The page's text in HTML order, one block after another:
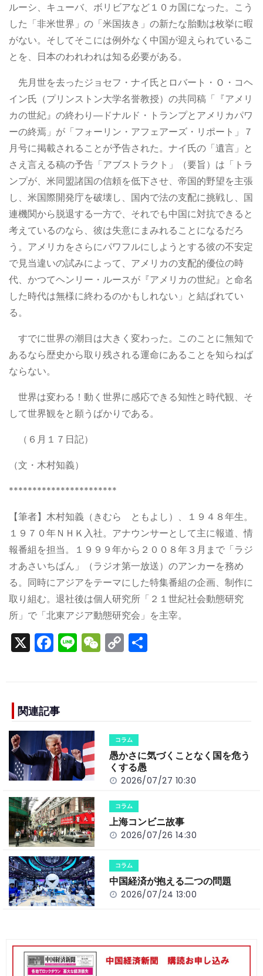
ルーシ、キューバ、ボリビアなど１０カ国になった。こう
した「非米世界」の「米国抜き」の新たな胎動は枚挙に暇
がない。そしてそこには例外なく中国が迎えられているこ
とを、日本のわれわれは知る必要がある。
先月世を去ったジョセフ・ナイ氏とロバート・Ｏ・コヘ
イン氏（プリンストン大学名誉教授）の共同稿「『アメリ
カの世紀』の終わり―ドナルド・トランプとアメリカパワ
ーの終焉」が「フォーリン・アフェアーズ・リポート」７
月号に掲載されることが予告された。ナイ氏の「遺言」と
さえ言える稿の予告「アブストラクト」（要旨）は「トラ
ンプが、米同盟諸国の信頼を低下させ、帝国的野望を主張
し、米国際開発庁を破壊し、国内で法の支配に挑戦し、国
連機関から脱退する一方で、それでも中国に対抗できると
考えているのなら、彼は失意にまみれることになるだろ
う。アメリカをさらにパワフルにしようとする彼の不安定
で見当違いの試みによって、アメリカの支配的優位の時
代、かつてヘンリー・ルースが『アメリカの世紀』と命名
した時代は無様に終わるのかもしれない」と結ばれてい
る。
すでに世界の潮目は大きく変わった。このことに無知で
あるなら歴史から取り残される運命にあることを知らねば
ならない。
世界は変わる！動く世界に感応できる知性と時代観、そ
して世界観をと願うばかりである。
（６月１７日記）
（文・木村知義）
***********************
【筆者】木村知義（きむら ともよし）、１９４８年生。
１９７０年ＮＨＫ入社。アナウンサーとして主に報道、情
報番組を担当。１９９９年から２００８年３月まで「ラジ
オあさいちばん」（ラジオ第一放送）のアンカーを務め
る。同時にアジアをテーマにした特集番組の企画、制作に
取り組む。退社後は個人研究所「２１世紀社会動態研究
所」で「北東アジア動態研究会」を主宰。
X F
a
e
b
o
o
k
Li
n
W
e
C
o
n
k
関連記事
コラム
愚かさに気づくことなく国を危う
くする愚
2026/07/27 10:30
コラム
上海コンビニ故事
2026/07/26 14:30
コラム
中国経済が抱える二つの問題
2026/07/24 13:00